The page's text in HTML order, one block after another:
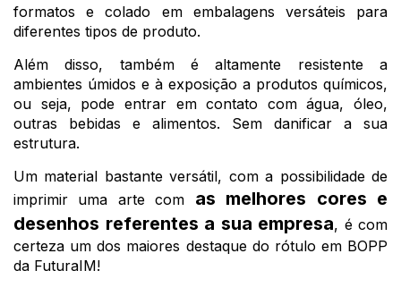
formatos e colado em embalagens versáteis para
diferentes tipos de produto.
Além disso, também é altamente resistente a
ambientes úmidos e à exposição a produtos químicos,
ou seja, pode entrar em contato com água, óleo,
outras bebidas e alimentos. Sem danificar a sua
estrutura.
Um material bastante versátil, com a possibilidade de
imprimir uma arte com as melhores cores e
desenhos referentes a sua empresa, é com
certeza um dos maiores destaque do rótulo em BOPP
da FuturaIM!